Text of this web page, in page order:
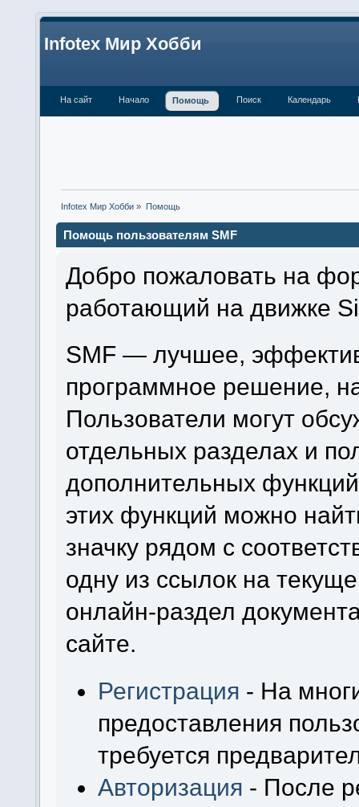
Infotex Мир Хобби
На сайт Начало Помощь Поиск Календарь
Infotex Мир Хобби » Помощь
Помощь пользователям SMF
Добро пожаловать на
работающий на движке
SMF — лучшее,
программное решение,
Пользователи могут
отдельных разделах и
дополнительных
этих функций можно
значку рядом с
одну из ссылок на
онлайн-раздел
сайте.
Регистрация - На
предоставления
требуется
Авторизация - После